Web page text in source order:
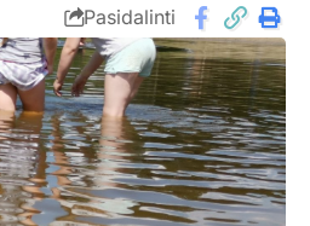
Pasidalinti